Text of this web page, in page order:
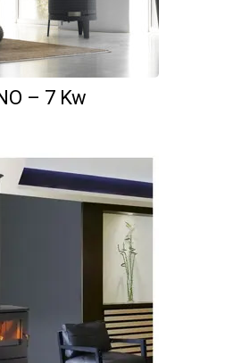
– 7 Kw